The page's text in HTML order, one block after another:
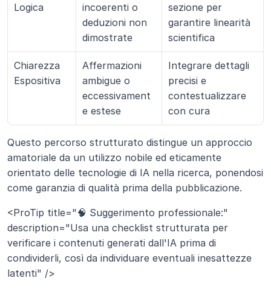
Logica
incoerenti o
deduzioni non
dimostrate
sezione per
garantire linearità
scientifica
Chiarezza
Espositiva
Affermazioni
ambigue o
eccessivament
e estese
Integrare dettagli
precisi e
contestualizzare
con cura
Questo percorso strutturato distingue un approccio
amatoriale da un utilizzo nobile ed eticamente
orientato delle tecnologie di IA nella ricerca, ponendosi
come garanzia di qualità prima della pubblicazione.
<ProTip title="🧠 Suggerimento professionale:"
description="Usa una checklist strutturata per
verificare i contenuti generati dall'IA prima di
condividerli, così da individuare eventuali inesattezze
latenti" />